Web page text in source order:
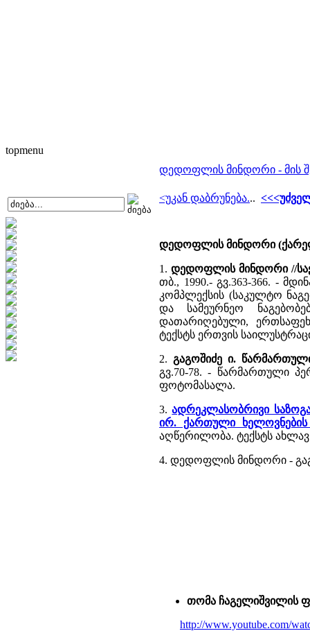
topmenu
დედოფლის მინდორი - მის
<უკან დაბრუნება...
დედოფლის მინდორი
1.დედოფლის მინდორი //
თბ., 1990.- გვ.363-366. -
კომპლექსის (საკულტო
და სამეურნეო
დათარიღებული,
ტექსტს ერთვის
2. გაგოშიძე ი.
გვ.70-78. - წარმართული
ფოტომასალა.
3.ადრეკლასობრივი
ირ. ქართული
აღწერილობა. ტექსტს
4. დედოფლის მინდორი -
თომა ჩაგელიშვილის
http://www.youtube.com/